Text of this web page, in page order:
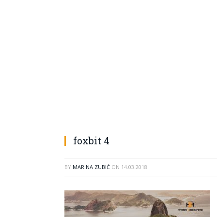
foxbit 4
BY MARINA ZUBIĆ ON 14.03.2018